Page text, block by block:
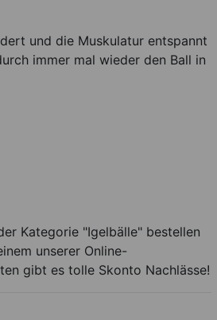
und die Muskulatur entspannt
immer mal wieder den Ball in
Kategorie "Igelbälle" bestellen
unserer Online-
gibt es tolle Skonto Nachlässe!